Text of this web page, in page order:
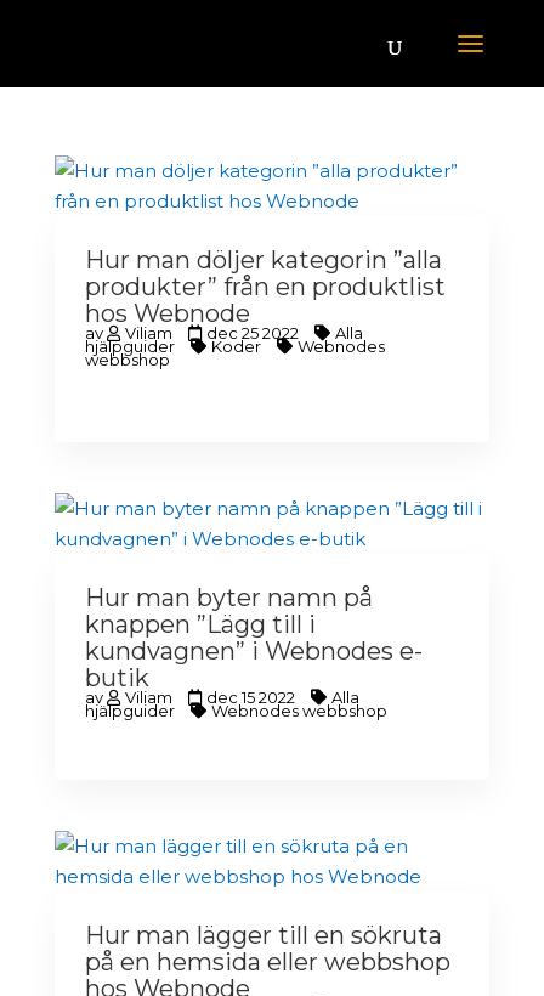
Hur man döljer kategorin ”alla
produkter” från en produktlist
hos Webnode
av Viliam dec 25 2022 Alla
hjälpguider Koder Webnodes
webbshop
Hur man byter namn på
knappen ”Lägg till i
kundvagnen” i Webnodes e-
butik
av Viliam dec 15 2022 Alla
hjälpguider Webnodes webbshop
Hur man lägger till en sökruta
på en hemsida eller webbshop
hos Webnode